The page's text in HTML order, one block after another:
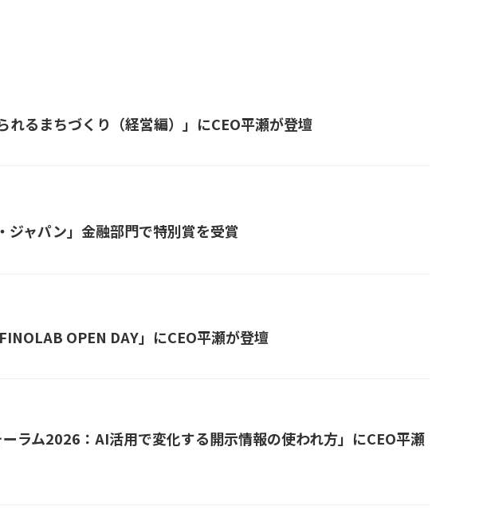
れるまちづくり（経営編）」にCEO平瀬が登壇
ジャパン」金融部門で特別賞を受賞
OPEN DAY」にCEO平瀬が登壇
ラム2026：AI活用で変化する開示情報の使われ方」にCEO平瀬